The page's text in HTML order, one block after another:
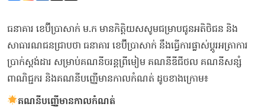
ធនាគារ ខេប៊ីប្រាសាក់ ម.ក មានកិត្តិយសសូមជម្រាបជូនអតិថិជន និង
សាធារណជនជ្រាបថា ធនាគារ ខេប៊ីប្រាសាក់ នឹងធ្វើការផ្លាស់ប្តូរអត្រាការ
ប្រាក់ស្ដង់ដារ សម្រាប់គណនីចរន្តព្រីមៀម គណនីឌីជីថល គណនីសន្សំ
ពាណិជ្ជករ និងគណនីបញ្ញើមានកាលកំណត់ ដូចខាងក្រោម៖
គណនីបញ្ញើមានកាលកំណត់